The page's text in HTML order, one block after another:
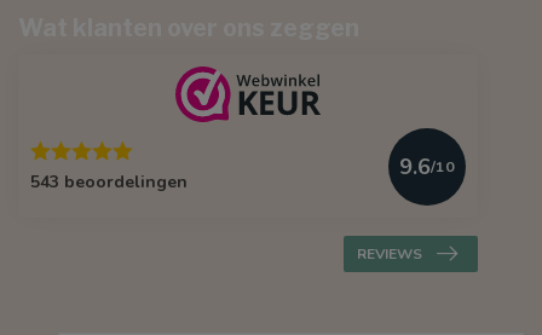
543 beoordelingen
9.6/10
REVIEWS